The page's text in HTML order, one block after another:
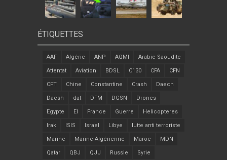
ÉTIQUETTES
AAF Algérie ANP AQMI Arabie Saoudite
Attentat Aviation BDSL C130 CFA CFN
CFT Chine Constantine Crash Daech
Daesh dat DFM DGSN Drones
Egypte EI France Guerre Helicopteres
Irak ISIS Israel Libye lutte anti terroriste
Marine Marine Algérienne Maroc MDN
Qatar QBJ QJJ Russie Syrie